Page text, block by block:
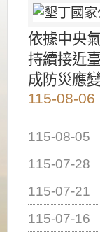
依據中央
持續接近
成防災應
115-08-06
115-08-05
115-07-28
115-07-21
115-07-16